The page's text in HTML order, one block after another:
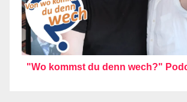
"Wo kommst du denn wech?"